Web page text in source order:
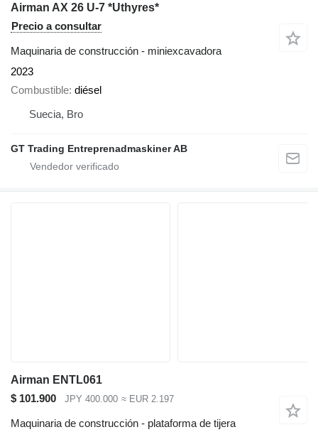
Airman AX 26 U-7 *Uthyres*
Precio a consultar
Maquinaria de construcción - miniexcavadora
2023
Combustible diésel
Suecia, Bro
GT Trading Entreprenadmaskiner AB
Airman ENTL061
$ 101.900
JPY 400.000 ≈ EUR 2.197
Maquinaria de construcción - plataforma de tijera